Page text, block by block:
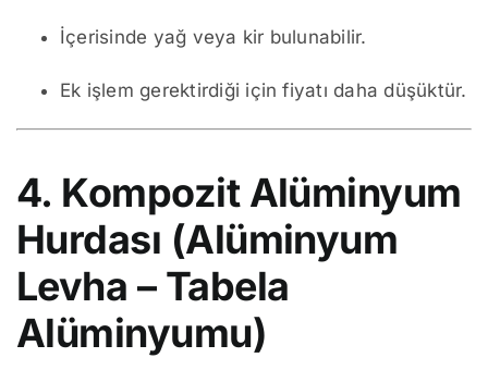
İçerisinde yağ veya kir bulunabilir.
Ek işlem gerektirdiği için fiyatı daha düşüktür.
4. Kompozit Alüminyum
Hurdası (Alüminyum
Levha – Tabela
Alüminyumu)